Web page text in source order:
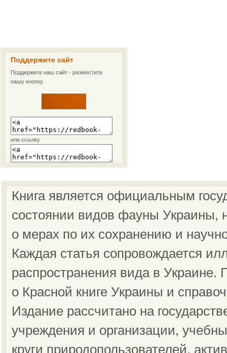
Поддержите сайт
Поддержите наш сайт - разместите
нашу кнопку
или ссылку
Книга является официальным
состоянии видов фауны Украины,
о мерах по их сохранению и
Каждая статья сопровождается
распространения вида в
о Красной книге Украины и
Издание рассчитано на
учреждения и организации,
круги природопользователей,